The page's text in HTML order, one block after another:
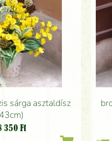
sárga asztaldísz
350 Ft